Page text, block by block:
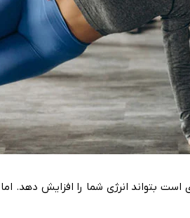
است بتواند انرژی شما را افزایش